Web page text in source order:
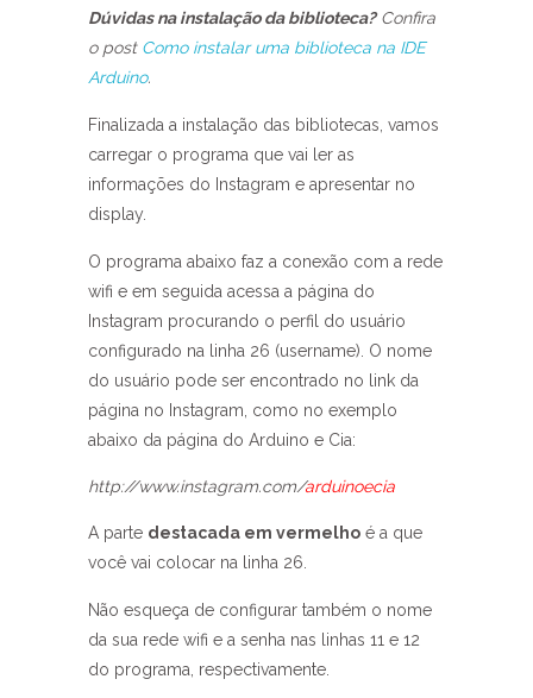
Dúvidas na instalação da biblioteca?Confira
o post Como instalar uma biblioteca na IDE
Arduino.
Finalizada a instalação das bibliotecas, vamos
carregar o programa que vai ler as
informações do Instagram e apresentar no
display.
O programa abaixo faz a conexão com a rede
wifi e em seguida acessa a página do
Instagram procurando o perfil do usuário
configurado na linha 26 (username). O nome
do usuário pode ser encontrado no link da
página no Instagram, como no exemplo
abaixo da página do Arduino e Cia:
http://www.instagram.com/arduinoecia
A parte destacada em vermelho é a que
você vai colocar na linha 26.
Não esqueça de configurar também o nome
da sua rede wifi e a senha nas linhas 11 e 12
do programa, respectivamente.